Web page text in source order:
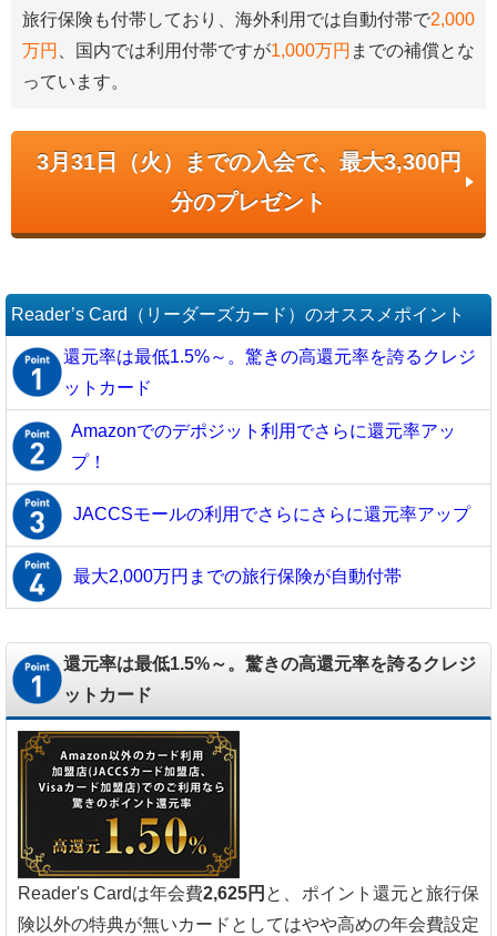
旅行保険も付帯しており、海外利用では自動付帯で2,000
万円 、国内では利用付帯ですが1,000万円 までの補償とな
っています。
3月31日（火）までの入会で、最大3,300円
分のプレゼント
Reader’s Card（リーダーズカード）のオススメポイント
還元率は最低1.5%～。驚きの高還元率を誇るクレジ
ットカード
Amazonでのデポジット利用でさらに還元率アッ
プ！
JACCSモールの利用でさらにさらに還元率アップ
最大2,000万円までの旅行保険が自動付帯
還元率は最低1.5%～。驚きの高還元率を誇るクレジ
ットカード
Reader's Cardは年会費2,625円 と、ポイント還元と旅行保
険以外の特典が無いカードとしてはやや高めの年会費設定